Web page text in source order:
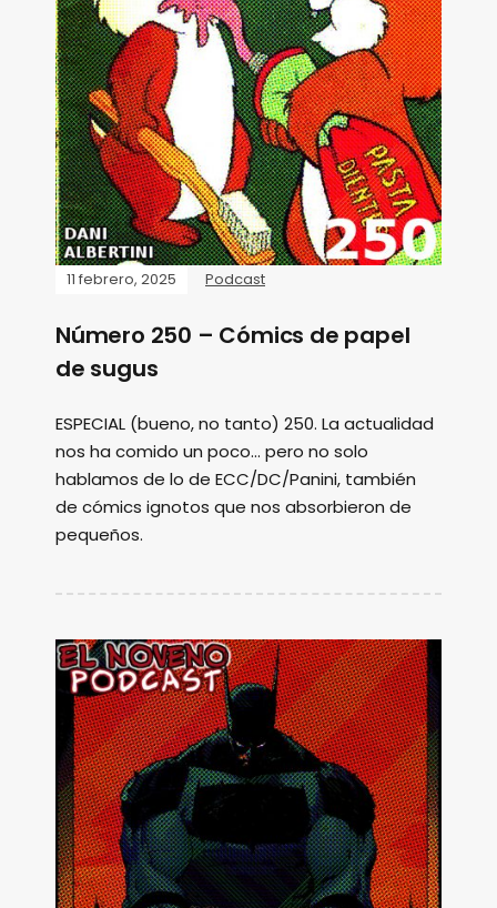
11 febrero, 2025 Podcast
Número 250 – Cómics de papel
de sugus
ESPECIAL (bueno, no tanto) 250. La actualidad
nos ha comido un poco... pero no solo
hablamos de lo de ECC/DC/Panini, también
de cómics ignotos que nos absorbieron de
pequeños.